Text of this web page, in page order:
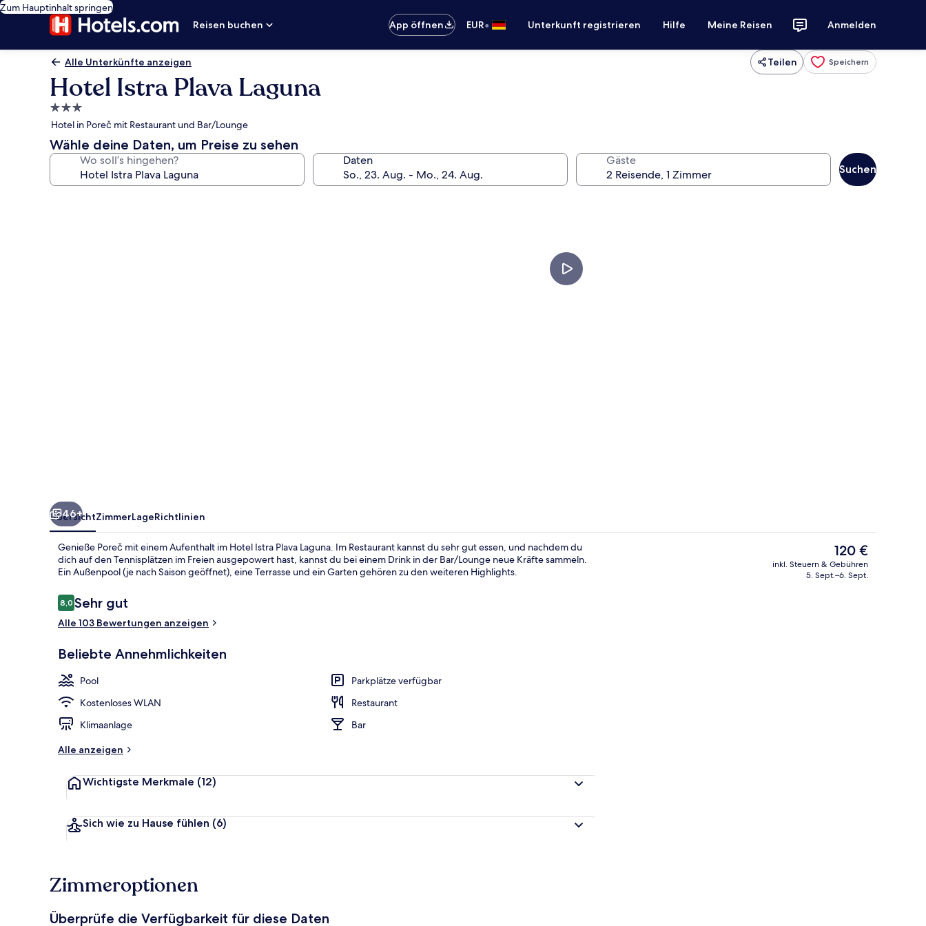
Zum Hauptinhalt springen
Reisen buchen
App öffnen EUR• Unterkunft registrieren Hilfe Meine Reisen Anmelden
Alle Unterkünfte anzeigen Teilen Speichern
Hotel Istra Plava Laguna
3.0-
Sterne-
Unterkunft
Hotel in Poreč mit Restaurant und Bar/Lounge
Wähle deine Daten, um Preise zu sehen
Wo soll’s hingehen? Daten Gäste
Suchen
Fassade der Unterkunft
46+
ÜbersichtZimmerLageRichtlinien
Genieße Poreč mit einem Aufenthalt im Hotel Istra Plava Laguna. Im Restaurant kannst du sehr gut essen, und nachdem du
dich auf den Tennisplätzen im Freien ausgepowert hast, kannst du bei einem Drink in der Bar/Lounge neue Kräfte sammeln.
Ein Außenpool (je nach Saison geöffnet), eine Terrasse und ein Garten gehören zu den weiteren Highlights.
Bewertungen
8,08,0 von 10.
Sehr gut
Alle 103 Bewertungen anzeigen
Beliebte Annehmlichkeiten
Pool
Parkplätze verfügbar
Kostenloses WLAN
Restaurant
Klimaanlage
Bar
Alle anzeigen
Wichtigste Merkmale (12)
Sich wie zu Hause fühlen (6)
Der
aktuelle
Preis
120 €
inkl. Steuern & Gebühren
5. Sept.–6. Sept.
Zimmeroptionen
Überprüfe die Verfügbarkeit für diese Daten